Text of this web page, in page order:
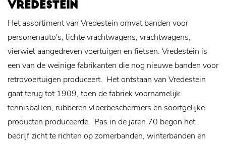
VREDESTEIN
Het assortiment van Vredestein omvat banden voor
personenauto's, lichte vrachtwagens, vrachtwagens,
vierwiel aangedreven voertuigen en fietsen. Vredestein is
een van de weinige fabrikanten die nog nieuwe banden voor
retrovoertuigen produceert. Het ontstaan van Vredestein
gaat terug tot 1909, toen de fabriek voornamelijk
tennisballen, rubberen vloerbeschermers en soortgelijke
producten produceerde. Pas in de jaren 70 begon het
bedrijf zicht te richten op zomerbanden, winterbanden en